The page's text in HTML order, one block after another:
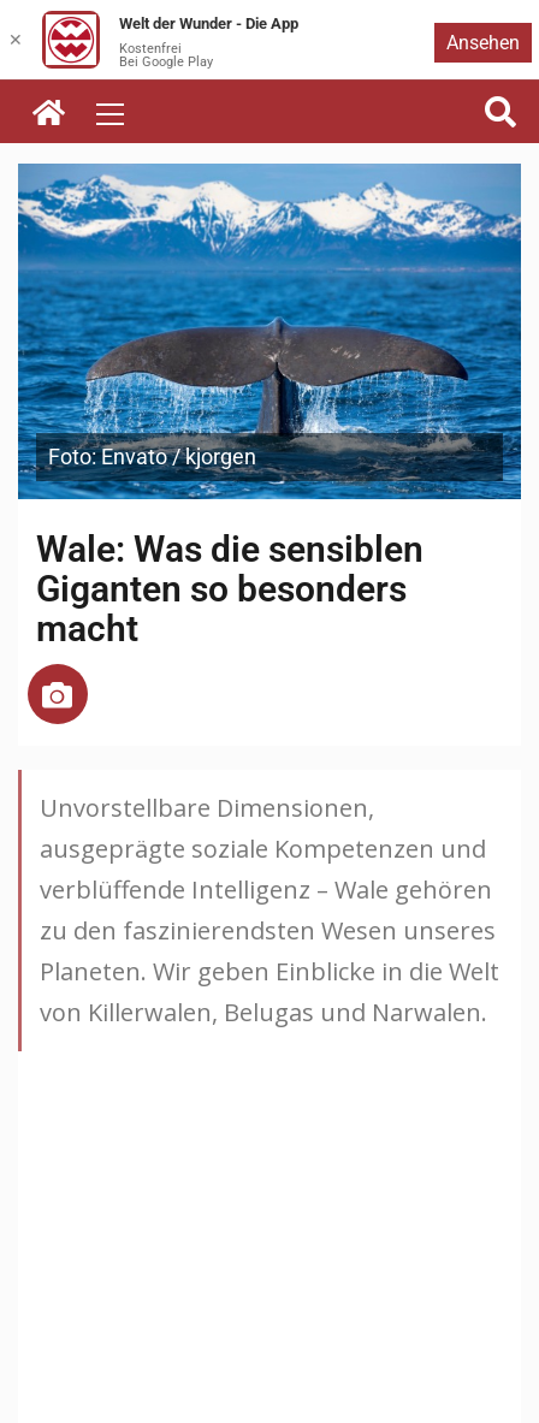
Zum
Inhalt
springen
Foto: Envato / kjorgen
Wale: Was die sensiblen
Giganten so besonders
macht
Unvorstellbare Dimensionen,
ausgeprägte soziale Kompetenzen und
verblüffende Intelligenz – Wale gehören
zu den faszinierendsten Wesen unseres
Planeten. Wir geben Einblicke in die Welt
von Killerwalen, Belugas und Narwalen.
✕
Welt der Wunder - Die App
Kostenfrei
Bei Google Play
Ansehen